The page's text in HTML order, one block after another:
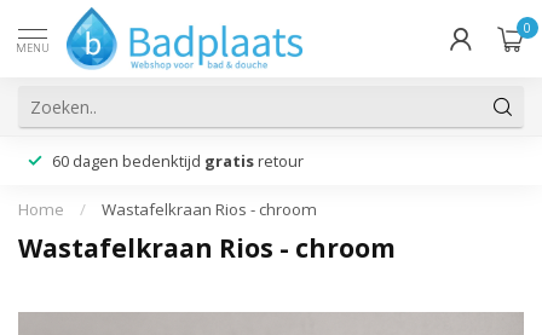
MENU
0
60 dagen bedenktijd gratis retour
Home / Wastafelkraan Rios - chroom
Wastafelkraan Rios - chroom